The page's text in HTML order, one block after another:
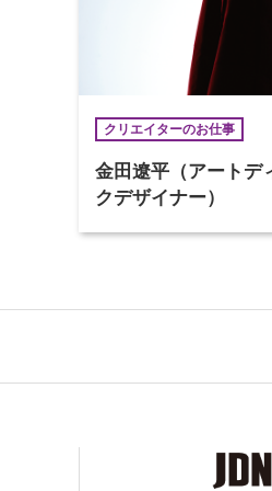
クリエイターのお仕事
金田遼平（アートデ
クデザイナー）